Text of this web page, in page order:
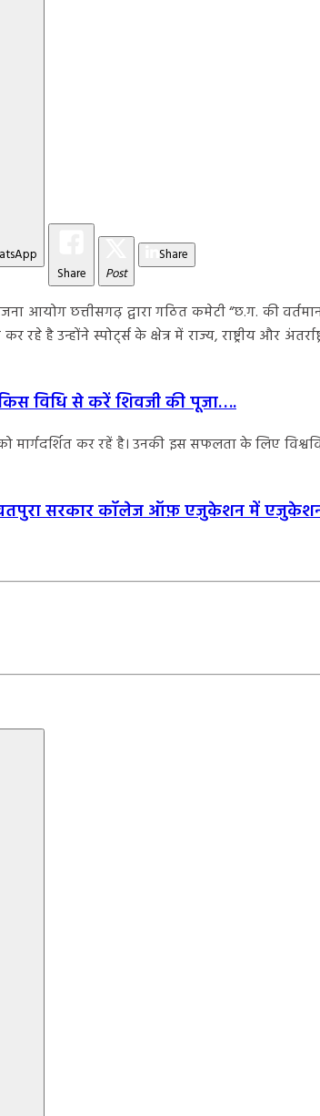
Share
Post
Share
आयोग छत्तीसगढ़ द्वारा गठित कमेटी “छ.ग. की
है उन्होंने स्पोर्ट्स के क्षेत्र में राज्य, राष्ट्रीय और
किस विधि से करें शिवजी की पूजा….
मार्गदर्शित कर रहें है। उनकी इस सफलता के लिए
रावतपुरा सरकार कॉलेज ऑफ़ एजुकेशन में